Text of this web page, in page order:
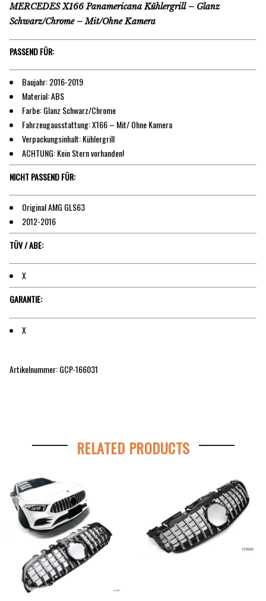
MERCEDES X166 Panamericana Kühlergrill – Glanz
Schwarz/Chrome – Mit/Ohne Kamera
PASSEND FÜR:
Baujahr: 2016-2019
Material: ABS
Farbe: Glanz Schwarz/Chrome
Fahrzeugausstattung: X166 – Mit/ Ohne Kamera
Verpackungsinhalt: Kühlergrill
ACHTUNG: Kein Stern vorhanden!
NICHT PASSEND FÜR:
Original AMG GLS63
2012-2016
TÜV / ABE:
X
GARANTIE:
X
Artikelnummer: GCP-166031
RELATED PRODUCTS